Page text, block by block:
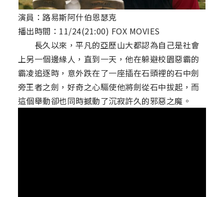
演員：路易斯阿什伯恩瑟克
播出時間：11/24(21:00) FOX MOVIES
長久以來，平凡的亞歷山大都認為自己是社會
上另一個邊緣人，直到一天，他在躲避校園惡霸的
霸凌追逐時，意外跌在了一座插在石頭裡的石中劍
旁王者之劍，好奇之心驅使他將劍從石中拔起，而
這個舉動卻也同時撼動了沉寂許久的邪惡之魔。